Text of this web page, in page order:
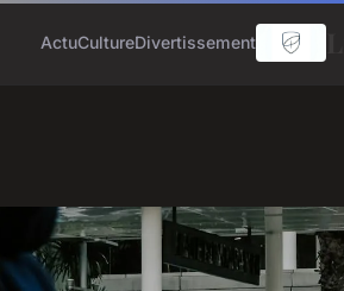
ActuCultureDivertissement